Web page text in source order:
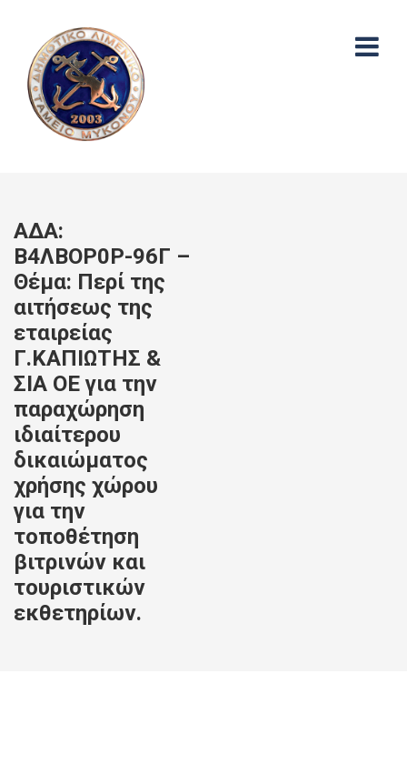
ΑΔΑ:
Β4ΛΒΟΡ0Ρ-96Γ –
Θέμα: Περί της
αιτήσεως της
εταιρείας
Γ.ΚΑΠΙΩΤΗΣ &
ΣΙΑ ΟΕ για την
παραχώρηση
ιδιαίτερου
δικαιώματος
χρήσης χώρου
για την
τοποθέτηση
βιτρινών και
τουριστικών
εκθετηρίων.